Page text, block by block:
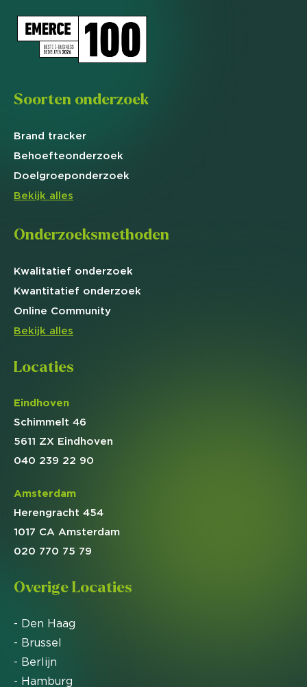
Soorten onderzoek
Brand tracker
Behoefteonderzoek
Doelgroeponderzoek
Bekijk alles
Onderzoeksmethoden
Kwalitatief onderzoek
Kwantitatief onderzoek
Online Community
Bekijk alles
Locaties
Eindhoven
Schimmelt 46
5611 ZX Eindhoven
040 239 22 90
Amsterdam
Herengracht 454
1017 CA Amsterdam
020 770 75 79
Overige Locaties
- Den Haag
- Brussel
- Berlijn
- Hamburg